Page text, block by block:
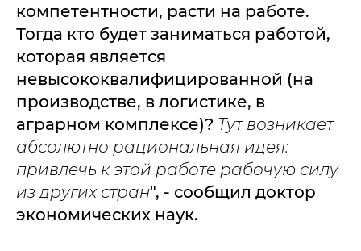
компетентности, расти на работе.
Тогда кто будет заниматься работой,
которая является
невысококвалифицированной (на
производстве, в логистике, в
аграрном комплексе)? Тут возникает
абсолютно рациональная идея:
привлечь к этой работе рабочую силу
из других стран", - сообщил доктор
экономических наук.